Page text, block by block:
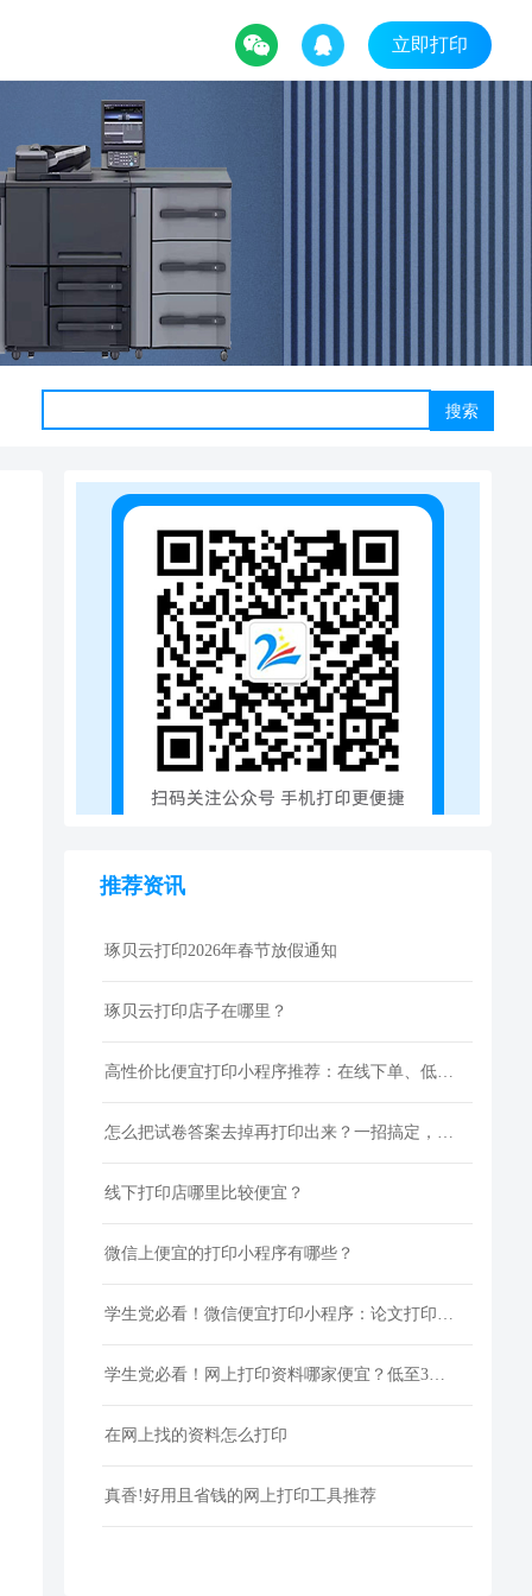
立即打印
搜索
推荐资讯
琢贝云打印2026年春节放假通知
琢贝云打印店子在哪里？
高性价比便宜打印小程序推荐：在线下单、低价快印、全国包邮
怎么把试卷答案去掉再打印出来？一招搞定，还省下打印费！
线下打印店哪里比较便宜？
微信上便宜的打印小程序有哪些？
学生党必看！微信便宜打印小程序：论文打印100页仅5元
学生党必看！网上打印资料哪家便宜？低至3分/页
在网上找的资料怎么打印
真香!好用且省钱的网上打印工具推荐